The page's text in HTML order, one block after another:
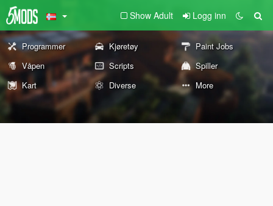
Show Adult Logg inn
Programmer Kjøretøy
Paint Jobs
Våpen
Scripts
Spiller
Kart
Diverse More